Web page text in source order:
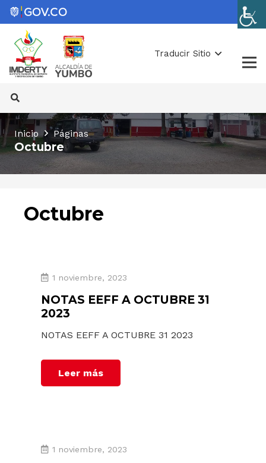
Traducir Sitio
Inicio Páginas
Octubre
Octubre
1 noviembre, 2023
NOTAS EEFF A OCTUBRE 31
2023
NOTAS EEFF A OCTUBRE 31 2023
Leer más
1 noviembre, 2023